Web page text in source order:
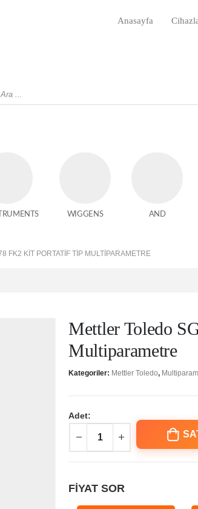
Anasayfa
WIGGENS AND
FK2 KIT PORTATIF TIP MULTIPARAMETRE
Mettler Toledo
Multiparametre
Kategoriler: Mettler Toledo,
Adet:
FİYAT SOR